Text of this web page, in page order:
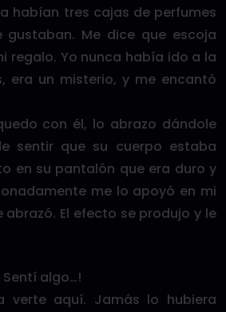
habían tres cajas de perfumes
gustaban. Me dice que escoja
regalo. Yo nunca había ido a la
era un misterio, y me encantó
con él, lo abrazo dándole
sentir que su cuerpo estaba
en su pantalón que era duro y
me lo apoyó en mi
El efecto se produjo y le
algo…!
verte aquí. Jamás lo hubiera